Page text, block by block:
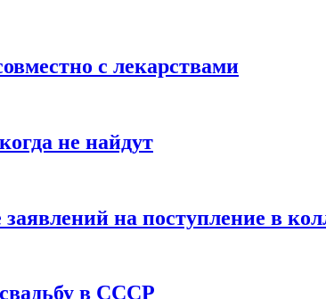
с лекарствами
не найдут
на поступление в
в СССР